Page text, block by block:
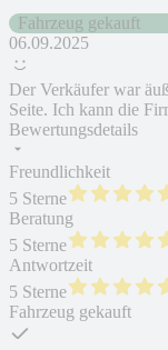
Fahrzeug gekauft
06.09.2025
Der Verkäufer war
Seite. Ich kann die
Bewertungsdetails
Freundlichkeit
5 Sterne
Beratung
5 Sterne
Antwortzeit
5 Sterne
Fahrzeug gekauft